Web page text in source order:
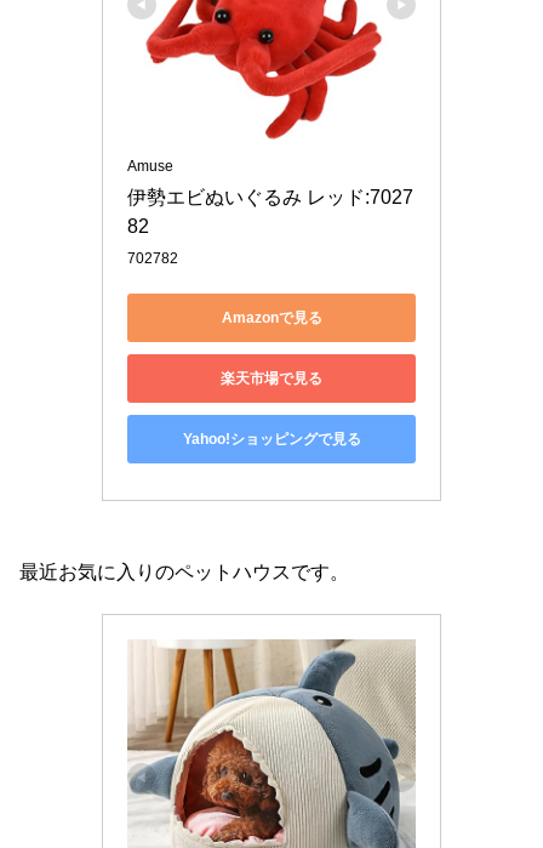
Amuse
伊勢エビぬいぐるみ レッド:7027
82
702782
Amazonで見る
楽天市場で見る
Yahoo!ショッピングで見る
最近お気に入りのペットハウスです。